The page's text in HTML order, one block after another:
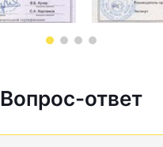
Вопрос-ответ